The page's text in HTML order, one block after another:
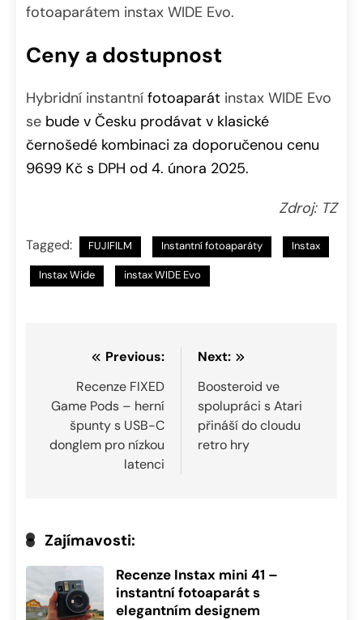
fotoaparátem instax WIDE Evo.
Ceny a dostupnost
Hybridní instantní fotoaparát instax WIDE Evo
se bude v Česku prodávat v klasické
černošedé kombinaci za doporučenou cenu
9699 Kč s DPH od 4. února 2025.
Zdroj: TZ
Tagged: FUJIFILM Instantní fotoaparáty Instax
Instax Wide instax WIDE Evo
Navigace
příspěvek
Previous:
Recenze FIXED
Game Pods – herní
špunty s USB-C
donglem pro nízkou
latenci
Next:
Boosteroid ve
spolupráci s Atari
přináší do cloudu
retro hry
Zajímavosti:
Recenze Instax mini 41 –
instantní fotoaparát s
elegantním designem